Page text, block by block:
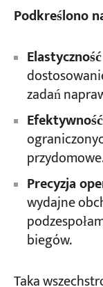
Podkreślono
zadań
Precyzja
wydajne
biegów.
Taka